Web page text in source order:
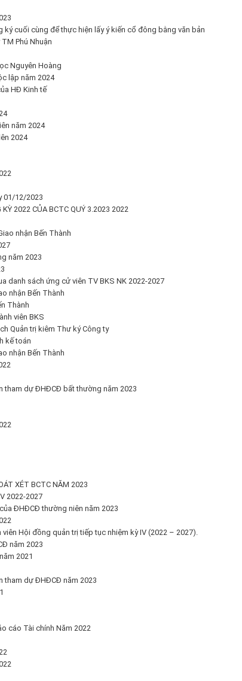
cuối cùng để thực hiện lấy ý kiến cổ đông bằng văn bản
Phú Nhuận
Nguyên Hoàng
lập năm 2024
HĐ Kinh tế
năm 2024
2024
01/12/2023
2022 CỦA BCTC QUÝ 3.2023 2022
nhận Bến Thành
năm 2023
danh sách ứng cử viên TV BKS NK 2022-2027
nhận Bến Thành
Thành
viên BKS
Quản trị kiêm Thư ký Công ty
kế toán
nhận Bến Thành
tham dự ĐHĐCĐ bất thường năm 2023
XÉT BCTC NĂM 2023
2022-2027
ĐHĐCĐ thường niên năm 2023
Hội đồng quản trị tiếp tục nhiệm kỳ IV (2022 – 2027).
năm 2023
2021
tham dự ĐHĐCĐ năm 2023
cáo Tài chính Năm 2022